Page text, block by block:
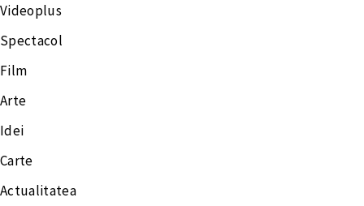
Videoplus
Spectacol
Film
Arte
Idei
Carte
Actualitatea